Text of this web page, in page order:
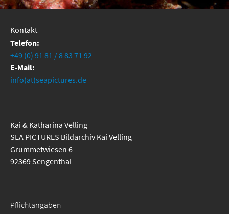
Kontakt
Telefon:
+49 (0) 91 81 / 8 83 71 92
E-Mail:
info(at)seapictures.de
Kai & Katharina Velling
SEA PICTURES Bildarchiv Kai Velling
Grummetwiesen 6
92369 Sengenthal
Pflichtangaben